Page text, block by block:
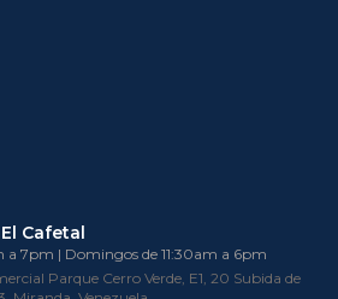
Cafetal
a 7pm | Domingos de 11:30am a 6pm
Parque Cerro Verde, E1, 20 Subida de